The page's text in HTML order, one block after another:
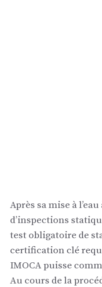
Après sa mise à
d’inspections
test obligatoire de
certification clé
IMOCA puisse
Au cours de la